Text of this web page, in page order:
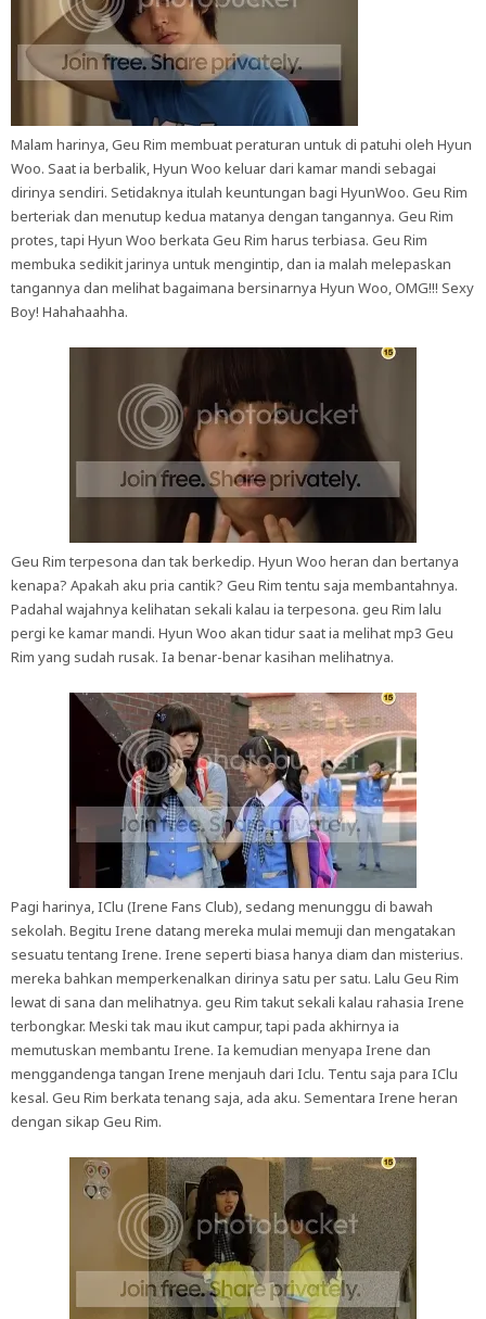
Malam harinya, Geu Rim membuat peraturan untuk di patuhi oleh Hyun
Woo. Saat ia berbalik, Hyun Woo keluar dari kamar mandi sebagai
dirinya sendiri. Setidaknya itulah keuntungan bagi HyunWoo. Geu Rim
berteriak dan menutup kedua matanya dengan tangannya. Geu Rim
protes, tapi Hyun Woo berkata Geu Rim harus terbiasa. Geu Rim
membuka sedikit jarinya untuk mengintip, dan ia malah melepaskan
tangannya dan melihat bagaimana bersinarnya Hyun Woo, OMG!!! Sexy
Boy! Hahahaahha.
Geu Rim terpesona dan tak berkedip. Hyun Woo heran dan bertanya
kenapa? Apakah aku pria cantik? Geu Rim tentu saja membantahnya.
Padahal wajahnya kelihatan sekali kalau ia terpesona. geu Rim lalu
pergi ke kamar mandi. Hyun Woo akan tidur saat ia melihat mp3 Geu
Rim yang sudah rusak. Ia benar-benar kasihan melihatnya.
Pagi harinya, IClu (Irene Fans Club), sedang menunggu di bawah
sekolah. Begitu Irene datang mereka mulai memuji dan mengatakan
sesuatu tentang Irene. Irene seperti biasa hanya diam dan misterius.
mereka bahkan memperkenalkan dirinya satu per satu. Lalu Geu Rim
lewat di sana dan melihatnya. geu Rim takut sekali kalau rahasia Irene
terbongkar. Meski tak mau ikut campur, tapi pada akhirnya ia
memutuskan membantu Irene. Ia kemudian menyapa Irene dan
menggandenga tangan Irene menjauh dari Iclu. Tentu saja para IClu
kesal. Geu Rim berkata tenang saja, ada aku. Sementara Irene heran
dengan sikap Geu Rim.